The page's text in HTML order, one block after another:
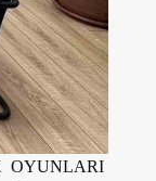
OYUNLARI